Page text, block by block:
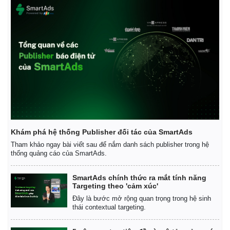
Khám phá hệ thống Publisher đối tác của SmartAds
Tham khảo ngay bài viết sau để nắm danh sách publisher trong hệ
thống quảng cáo của SmartAds.
SmartAds chính thức ra mắt tính năng
Targeting theo 'cảm xúc'
Đây là bước mở rộng quan trọng trong hệ sinh
thái contextual targeting.